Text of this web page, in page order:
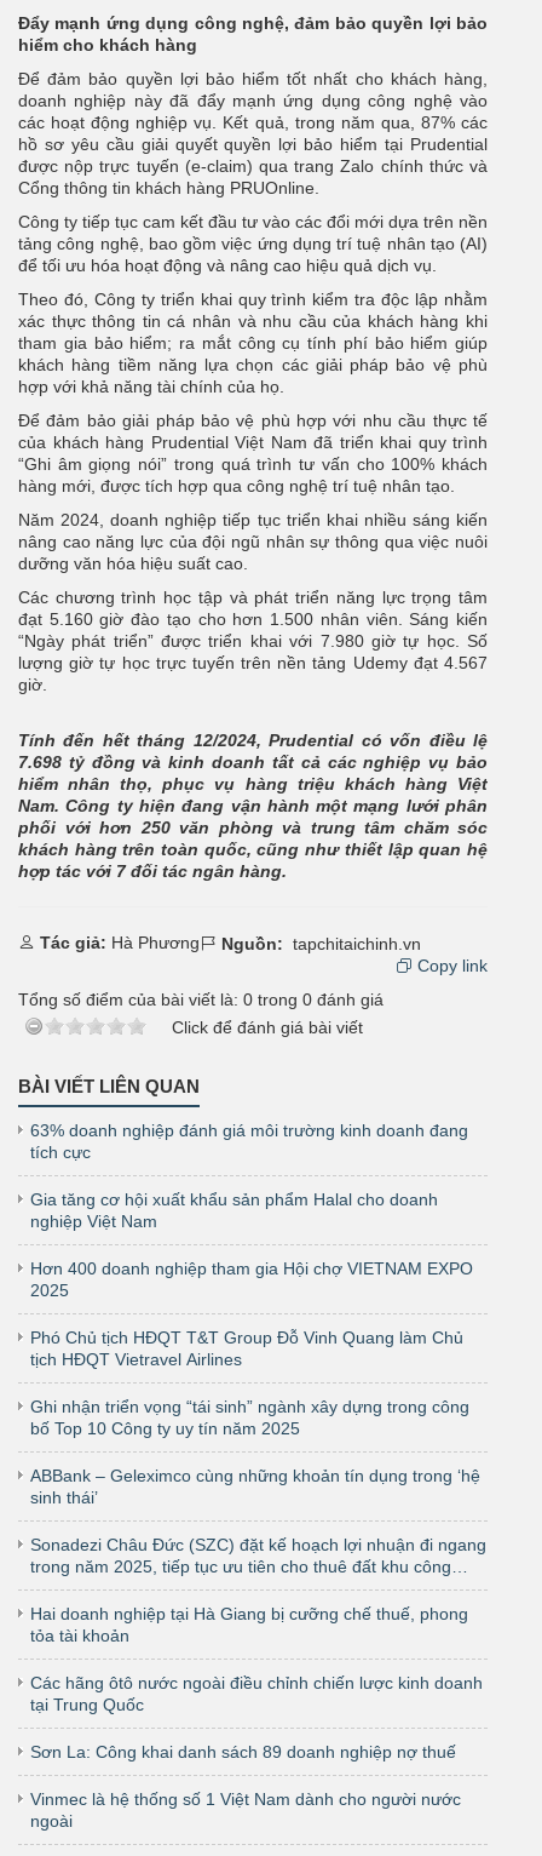
Đẩy mạnh ứng dụng công nghệ, đảm bảo quyền lợi bảo
hiểm cho khách hàng
Để đảm bảo quyền lợi bảo hiểm tốt nhất cho khách hàng,
doanh nghiệp này đã đẩy mạnh ứng dụng công nghệ vào
các hoạt động nghiệp vụ. Kết quả, trong năm qua, 87% các
hồ sơ yêu cầu giải quyết quyền lợi bảo hiểm tại Prudential
được nộp trực tuyến (e-claim) qua trang Zalo chính thức và
Cổng thông tin khách hàng PRUOnline.
Công ty tiếp tục cam kết đầu tư vào các đổi mới dựa trên nền
tảng công nghệ, bao gồm việc ứng dụng trí tuệ nhân tạo (AI)
để tối ưu hóa hoạt động và nâng cao hiệu quả dịch vụ.
Theo đó, Công ty triển khai quy trình kiểm tra độc lập nhằm
xác thực thông tin cá nhân và nhu cầu của khách hàng khi
tham gia bảo hiểm; ra mắt công cụ tính phí bảo hiểm giúp
khách hàng tiềm năng lựa chọn các giải pháp bảo vệ phù
hợp với khả năng tài chính của họ.
Để đảm bảo giải pháp bảo vệ phù hợp với nhu cầu thực tế
của khách hàng Prudential Việt Nam đã triển khai quy trình
“Ghi âm giọng nói” trong quá trình tư vấn cho 100% khách
hàng mới, được tích hợp qua công nghệ trí tuệ nhân tạo.
Năm 2024, doanh nghiệp tiếp tục triển khai nhiều sáng kiến
nâng cao năng lực của đội ngũ nhân sự thông qua việc nuôi
dưỡng văn hóa hiệu suất cao.
Các chương trình học tập và phát triển năng lực trọng tâm
đạt 5.160 giờ đào tạo cho hơn 1.500 nhân viên. Sáng kiến
“Ngày phát triển” được triển khai với 7.980 giờ tự học. Số
lượng giờ tự học trực tuyến trên nền tảng Udemy đạt 4.567
giờ.
Tính đến hết tháng 12/2024, Prudential có vốn điều lệ
7.698 tỷ đồng và kinh doanh tất cả các nghiệp vụ bảo
hiểm nhân thọ, phục vụ hàng triệu khách hàng Việt
Nam. Công ty hiện đang vận hành một mạng lưới phân
phối với hơn 250 văn phòng và trung tâm chăm sóc
khách hàng trên toàn quốc, cũng như thiết lập quan hệ
hợp tác với 7 đối tác ngân hàng.
Tác giả: Hà Phương Nguồn: tapchitaichinh.vn
Copy link
Tổng số điểm của bài viết là: 0 trong 0 đánh giá
Click để đánh giá bài viết
BÀI VIẾT LIÊN QUAN
63% doanh nghiệp đánh giá môi trường kinh doanh đang
tích cực
Gia tăng cơ hội xuất khẩu sản phẩm Halal cho doanh
nghiệp Việt Nam
Hơn 400 doanh nghiệp tham gia Hội chợ VIETNAM EXPO
2025
Phó Chủ tịch HĐQT T&T Group Đỗ Vinh Quang làm Chủ
tịch HĐQT Vietravel Airlines
Ghi nhận triển vọng “tái sinh” ngành xây dựng trong công
bố Top 10 Công ty uy tín năm 2025
ABBank – Geleximco cùng những khoản tín dụng trong ‘hệ
sinh thái’
Sonadezi Châu Đức (SZC) đặt kế hoạch lợi nhuận đi ngang
trong năm 2025, tiếp tục ưu tiên cho thuê đất khu công
nghiệp
Hai doanh nghiệp tại Hà Giang bị cưỡng chế thuế, phong
tỏa tài khoản
Các hãng ôtô nước ngoài điều chỉnh chiến lược kinh doanh
tại Trung Quốc
Sơn La: Công khai danh sách 89 doanh nghiệp nợ thuế
Vinmec là hệ thống số 1 Việt Nam dành cho người nước
ngoài